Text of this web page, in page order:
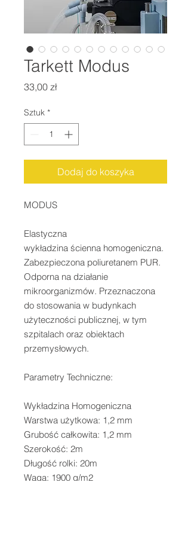
Tarkett Modus
33,00 złCena
Sztuk *
Dodaj do koszyka
MODUS
Elastyczna
wykładzina ścienna homogeniczna.
Zabezpieczona poliuretanem PUR.
Odporna na działanie
mikroorganizmów. Przeznaczona
do stosowania w budynkach
użyteczności publicznej, w tym
szpitalach oraz obiektach
przemysłowych.
Parametry Techniczne:
Wykładzina Homogeniczna
Warstwa użytkowa: 1,2 mm
Grubość całkowita: 1,2 mm
Szerokość: 2m
Długość rolki: 20m
Waga: 1900 g/m2